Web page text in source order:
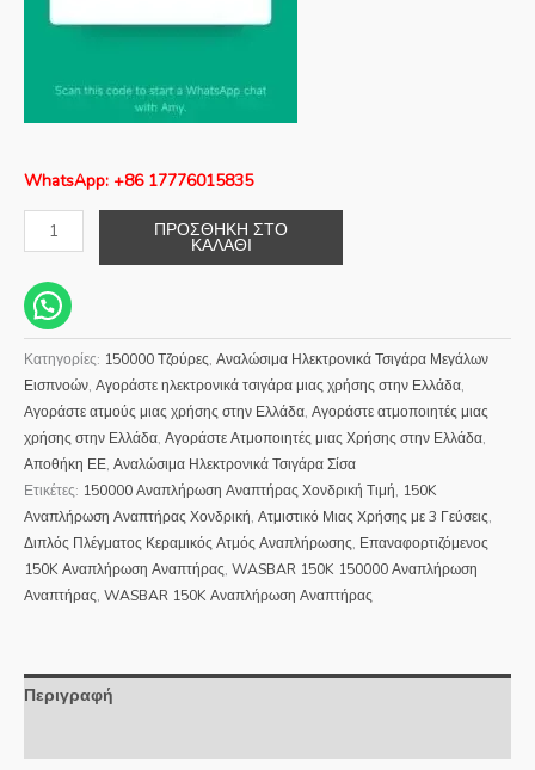
WhatsApp: +86 17776015835
ΠΡΟΣΘΉΚΗ ΣΤΟ
ΚΑΛΆΘΙ
Κατηγορίες: 150000 Τζούρες, Αναλώσιμα Ηλεκτρονικά Τσιγάρα Μεγάλων
Εισπνοών, Αγοράστε ηλεκτρονικά τσιγάρα μιας χρήσης στην Ελλάδα,
Αγοράστε ατμούς μιας χρήσης στην Ελλάδα, Αγοράστε ατμοποιητές μιας
χρήσης στην Ελλάδα, Αγοράστε Ατμοποιητές μιας Χρήσης στην Ελλάδα,
Αποθήκη ΕΕ, Αναλώσιμα Ηλεκτρονικά Τσιγάρα Σίσα
Ετικέτες: 150000 Αναπλήρωση Αναπτήρας Χονδρική Τιμή, 150K
Αναπλήρωση Αναπτήρας Χονδρική, Ατμιστικό Μιας Χρήσης με 3 Γεύσεις,
Διπλός Πλέγματος Κεραμικός Ατμός Αναπλήρωσης, Επαναφορτιζόμενος
150K Αναπλήρωση Αναπτήρας, WASBAR 150K 150000 Αναπλήρωση
Αναπτήρας, WASBAR 150K Αναπλήρωση Αναπτήρας
Περιγραφή